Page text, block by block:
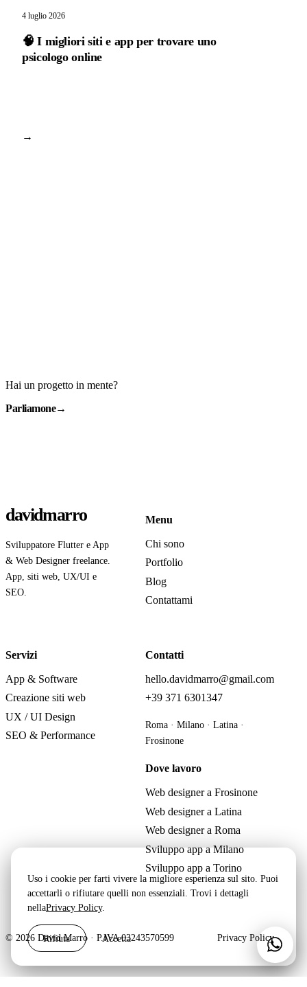
4 luglio 2026
🧠 I migliori siti e app per trovare uno
psicologo online
→
Hai un progetto in mente?
Parliamone→
davidmarro
Sviluppatore Flutter e App
& Web Designer freelance.
App, siti web, UX/UI e
SEO.
Menu
Chi sono
Portfolio
Blog
Contattami
Servizi
App & Software
Creazione siti web
UX / UI Design
SEO & Performance
Contatti
hello.davidmarro@gmail.com
+39 371 6301347
Roma · Milano · Latina ·
Frosinone
Dove lavoro
Web designer a Frosinone
Web designer a Latina
Web designer a Roma
Sviluppo app a Milano
Sviluppo app a Torino
© 2026 David Marro · P.IVA 03243570599 Privacy Policy
Uso i cookie per farti vivere la migliore esperienza sul sito. Puoi
accettarli o rifiutare quelli non essenziali. Trovi i dettagli
nellaPrivacy Policy.
Rifiuta Accetta